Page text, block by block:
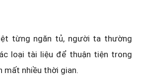
từng ngăn tủ, người ta thường
loại tài liệu để thuận tiện trong
mất nhiều thời gian.